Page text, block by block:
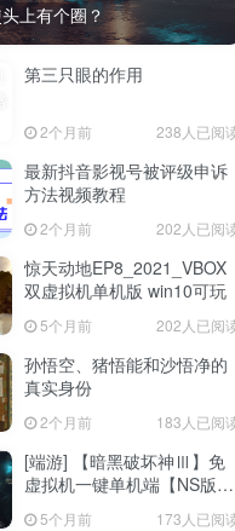
上有个圈？
第三只眼的作用
2个月前 238人已阅
最新抖音影视号被评级申诉
方法视频教程
2个月前 202人已阅
惊天动地EP8_2021_VBOX
双虚拟机单机版 win10可玩
5个月前 202人已阅
孙悟空、猪悟能和沙悟净的
真实身份
2个月前 183人已阅
[端游] 【暗黑破坏神Ⅲ】免
虚拟机一键单机端【NS版
5个月前 173人已阅